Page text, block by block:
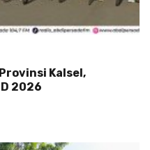
Kalsel,
2026